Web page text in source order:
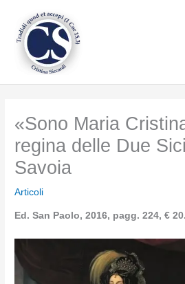
contenuto
«Sono Maria
regina delle Due
Savoia
Articoli
Ed. San Paolo, 2016, pagg. 224, €